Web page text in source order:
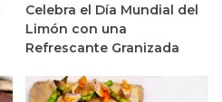
Celebra el Día Mundial del
Limón con una
Refrescante Granizada